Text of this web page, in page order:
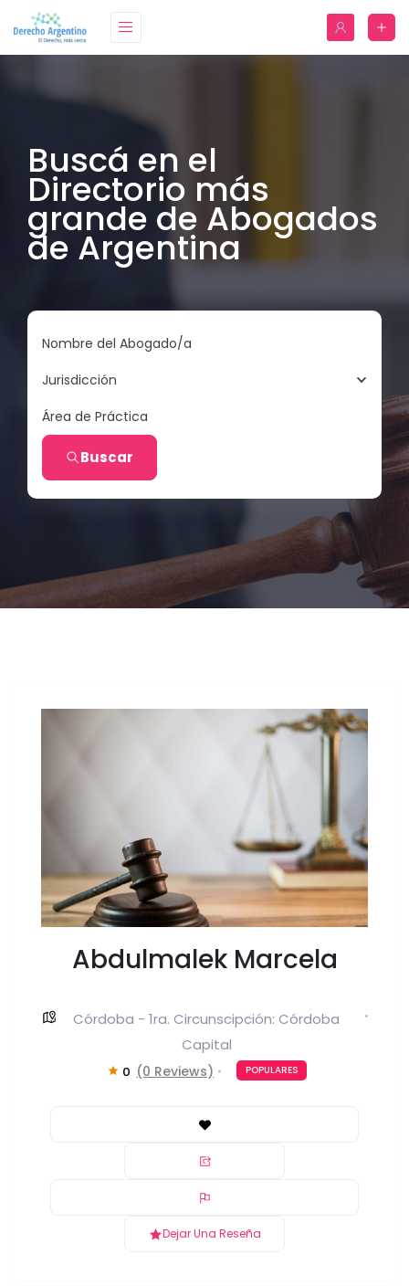
Buscá en el
Directorio más
grande de Abogados
de Argentina
Nombre del Abogado/a
Jurisdicción
Área de Práctica
Buscar
Abdulmalek Marcela
Córdoba - 1ra. Circunscipción: Córdoba
Capital
0 (0 Reviews) POPULARES
Dejar Una Reseña